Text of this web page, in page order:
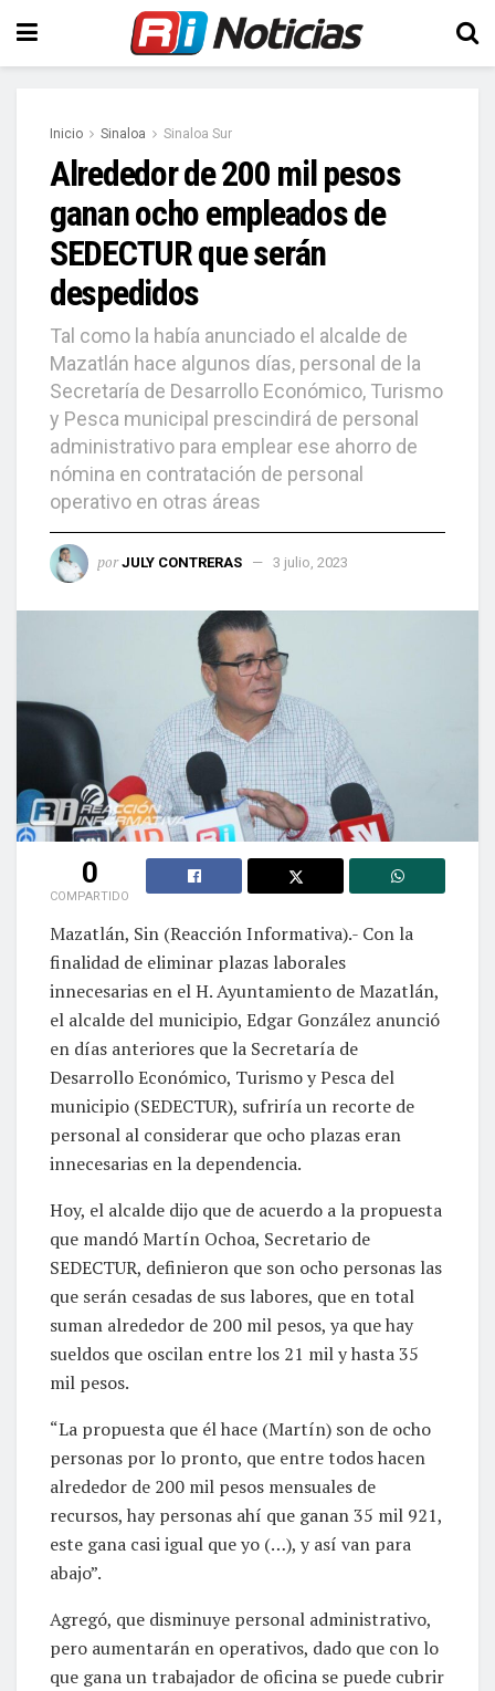
Inicio Sinaloa Sinaloa Sur
Alrededor de 200 mil pesos
ganan ocho empleados de
SEDECTUR que serán
despedidos
Tal como la había anunciado el alcalde de
Mazatlán hace algunos días, personal de la
Secretaría de Desarrollo Económico, Turismo
y Pesca municipal prescindirá de personal
administrativo para emplear ese ahorro de
nómina en contratación de personal
operativo en otras áreas
por JULY CONTRERAS 3 julio, 2023
0
COMPARTIDO
Mazatlán, Sin (Reacción Informativa).- Con la
finalidad de eliminar plazas laborales
innecesarias en el H. Ayuntamiento de Mazatlán,
el alcalde del municipio, Edgar González anunció
en días anteriores que la Secretaría de
Desarrollo Económico, Turismo y Pesca del
municipio (SEDECTUR), sufriría un recorte de
personal al considerar que ocho plazas eran
innecesarias en la dependencia.
Hoy, el alcalde dijo que de acuerdo a la propuesta
que mandó Martín Ochoa, Secretario de
SEDECTUR, definieron que son ocho personas las
que serán cesadas de sus labores, que en total
suman alrededor de 200 mil pesos, ya que hay
sueldos que oscilan entre los 21 mil y hasta 35
mil pesos.
“La propuesta que él hace (Martín) son de ocho
personas por lo pronto, que entre todos hacen
alrededor de 200 mil pesos mensuales de
recursos, hay personas ahí que ganan 35 mil 921,
este gana casi igual que yo (…), y así van para
abajo”.
Agregó, que disminuye personal administrativo,
pero aumentarán en operativos, dado que con lo
que gana un trabajador de oficina se puede cubrir